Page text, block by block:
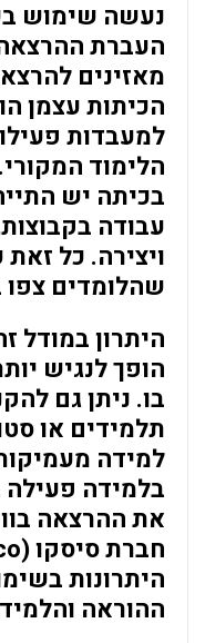
נעשה שימוש
העברת
מאזינים
הכיתות עצמן
למעבדות
הלימוד
בכיתה יש
עבודה
ויצירה. כל
שהלומדים צפו
היתרון במודל
הופך לנגיש
בו. ניתן גם
תלמידים או
למידה
בלמידה
את ההרצאה
היתרונות
ההוראה